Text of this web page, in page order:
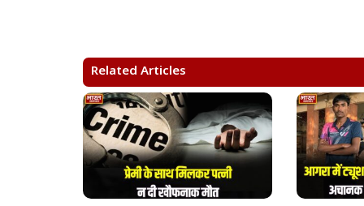
A
p
p
o
o
k
r
a
m
i
k
Related Articles